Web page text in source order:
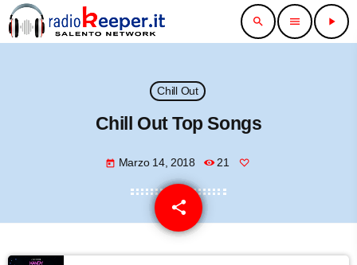
search menu play_arrow
Chill Out
Chill Out Top Songs
today Marzo 14, 2018 21
share
email